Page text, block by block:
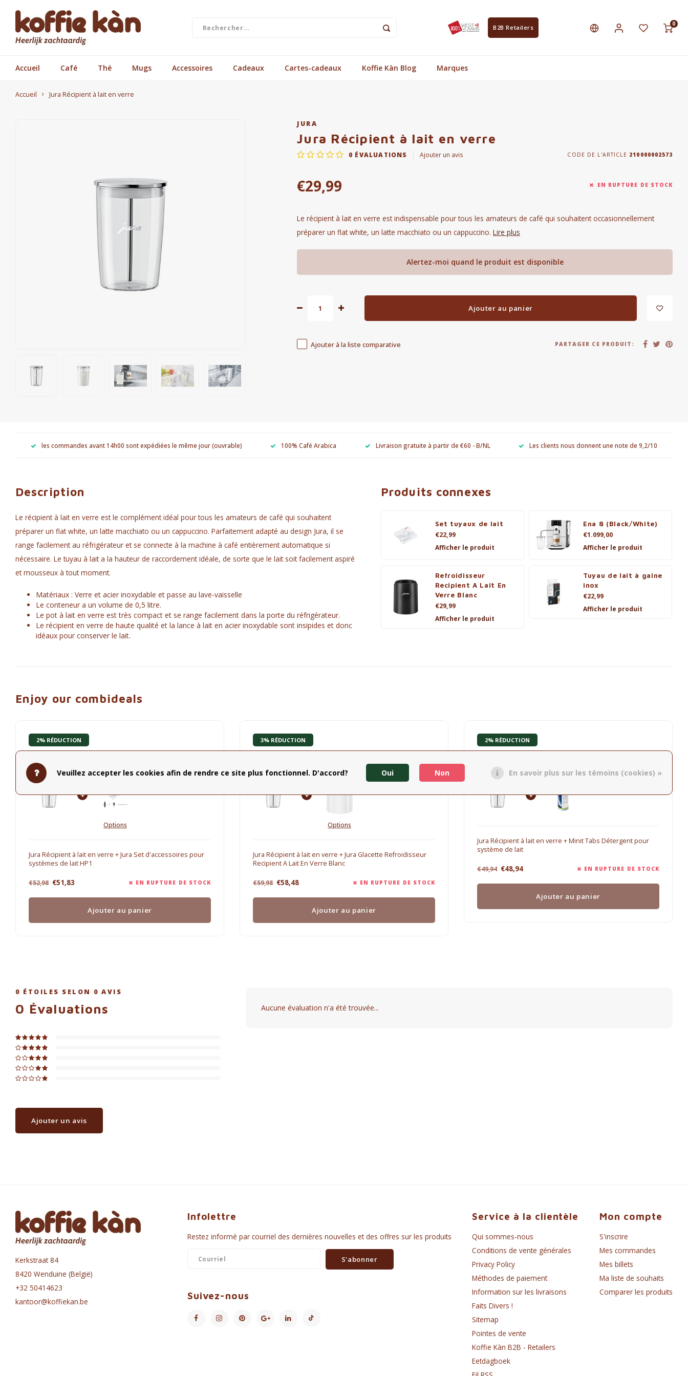
B2B Retailers
0
Accueil Café Thé Mugs Accessoires Cadeaux Cartes-cadeaux Koffie Kàn Blog Marques
Accueil Jura Récipient à lait en verre
JURA
Jura Récipient à lait en verre
0 ÉVALUATIONS Ajouter un avis CODE DE L'ARTICLE 210000002573
€29,99 EN RUPTURE DE STOCK
Le récipient à lait en verre est indispensable pour tous les amateurs de café qui souhaitent occasionnellement
préparer un flat white, un latte macchiato ou un cappuccino. Lire plus
Alertez-moi quand le produit est disponible
Ajouter au panier
Ajouter à la liste comparative PARTAGER CE PRODUIT:
les commandes avant 14h00 sont expédiées le même jour (ouvrable) 100% Café Arabica Livraison gratuite à partir de €60 - B/NL Les clients nous donnent une note de 9,2/10
Description
Le récipient à lait en verre est le complément idéal pour tous les amateurs de café qui souhaitent
préparer un flat white, un latte macchiato ou un cappuccino. Parfaitement adapté au design Jura, il se
range facilement au réfrigérateur et se connecte à la machine à café entièrement automatique si
nécessaire. Le tuyau à lait a la hauteur de raccordement idéale, de sorte que le lait soit facilement aspiré
et mousseux à tout moment.
Matériaux : Verre et acier inoxydable et passe au lave-vaisselle
Le conteneur a un volume de 0,5 litre.
Le pot à lait en verre est très compact et se range facilement dans la porte du réfrigérateur.
Le récipient en verre de haute qualité et la lance à lait en acier inoxydable sont insipides et donc
idéaux pour conserver le lait.
Produits connexes
Set tuyaux de lait
€22,99
Afficher le produit
Ena 8 (Black/White)
€1.099,00
Afficher le produit
Refroidisseur
Recipient A Lait En
Verre Blanc
€29,99
Afficher le produit
Tuyau de lait à gaine
inox
€22,99
Afficher le produit
Enjoy our combideals
2% RÉDUCTION
Options
Jura Récipient à lait en verre + Jura Set d'accessoires pour
systèmes de lait HP1
€52,98 €51,83 EN RUPTURE DE STOCK
Ajouter au panier
3% RÉDUCTION
Options
Jura Récipient à lait en verre + Jura Glacette Refroidisseur
Recipient A Lait En Verre Blanc
€59,98 €58,48 EN RUPTURE DE STOCK
Ajouter au panier
2% RÉDUCTION
Jura Récipient à lait en verre + Minit Tabs Détergent pour
système de lait
€49,94 €48,94 EN RUPTURE DE STOCK
Ajouter au panier
0 ÉTOILES SELON 0 AVIS
0 Évaluations
Ajouter un avis
Aucune évaluation n'a été trouvée...
Kerkstraat 84
8420 Wenduine (België)
+32 50414623
kantoor@koffiekan.be
Infolettre
Restez informé par courriel des dernières nouvelles et des offres sur les produits
S'abonner
Suivez-nous
Service à la clientèle
Qui sommes-nous
Conditions de vente générales
Privacy Policy
Méthodes de paiement
Information sur les livraisons
Faits Divers !
Sitemap
Pointes de vente
Koffie Kàn B2B - Retailers
Eetdagboek
Mon compte
S'inscrire
Mes commandes
Mes billets
Ma liste de souhaits
Comparer les produits
Veuillez accepter les cookies afin de rendre ce site plus fonctionnel. D'accord? Oui Non En savoir plus sur les témoins (cookies) »